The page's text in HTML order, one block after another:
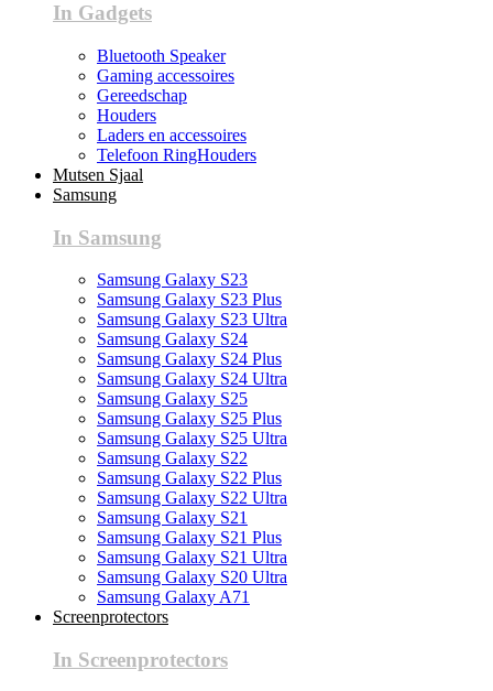
In Gadgets
Bluetooth Speaker
Gaming accessoires
Gereedschap
Houders
Laders en accessoires
Telefoon RingHouders
Mutsen Sjaal
Samsung
In Samsung
Samsung Galaxy S23
Samsung Galaxy S23 Plus
Samsung Galaxy S23 Ultra
Samsung Galaxy S24
Samsung Galaxy S24 Plus
Samsung Galaxy S24 Ultra
Samsung Galaxy S25
Samsung Galaxy S25 Plus
Samsung Galaxy S25 Ultra
Samsung Galaxy S22
Samsung Galaxy S22 Plus
Samsung Galaxy S22 Ultra
Samsung Galaxy S21
Samsung Galaxy S21 Plus
Samsung Galaxy S21 Ultra
Samsung Galaxy S20 Ultra
Samsung Galaxy A71
Screenprotectors
In Screenprotectors